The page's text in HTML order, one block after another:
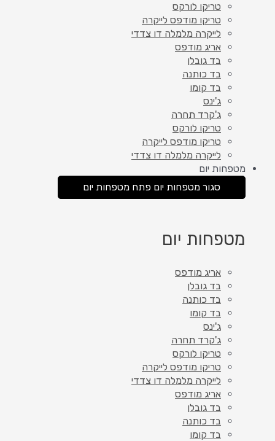
טריקו לורקס
טריקו מודפס לייקרה
לייקרה מלמלה דו צדדי
אריג מודפס
בד גובלן
בד כותנה
בד קומו
ג'ינס
ג'קרד תחרה
טריקו לורקס
טריקו מודפס לייקרה
לייקרה מלמלה דו צדדי
מטפחות יום
סגור מטפחות יום פתח מטפחות יום
מטפחות יום
אריג מודפס
בד גובלן
בד כותנה
בד קומו
ג'ינס
ג'קרד תחרה
טריקו לורקס
טריקו מודפס לייקרה
לייקרה מלמלה דו צדדי
אריג מודפס
בד גובלן
בד כותנה
בד קומו